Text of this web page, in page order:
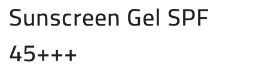
Sunscreen Gel SPF
45+++